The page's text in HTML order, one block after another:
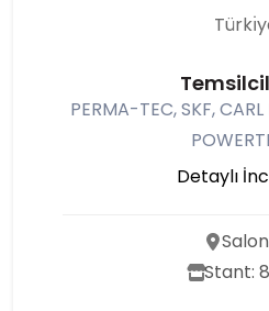
PERMA-TEC, SKF,
Detaylı
Stant: